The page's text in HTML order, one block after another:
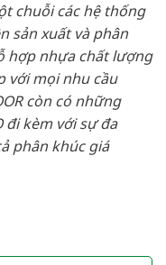
chuỗi các hệ thống
sản xuất và phân
hợp nhựa chất lượng
với mọi nhu cầu
còn có những
đi kèm với sự đa
phân khúc giá